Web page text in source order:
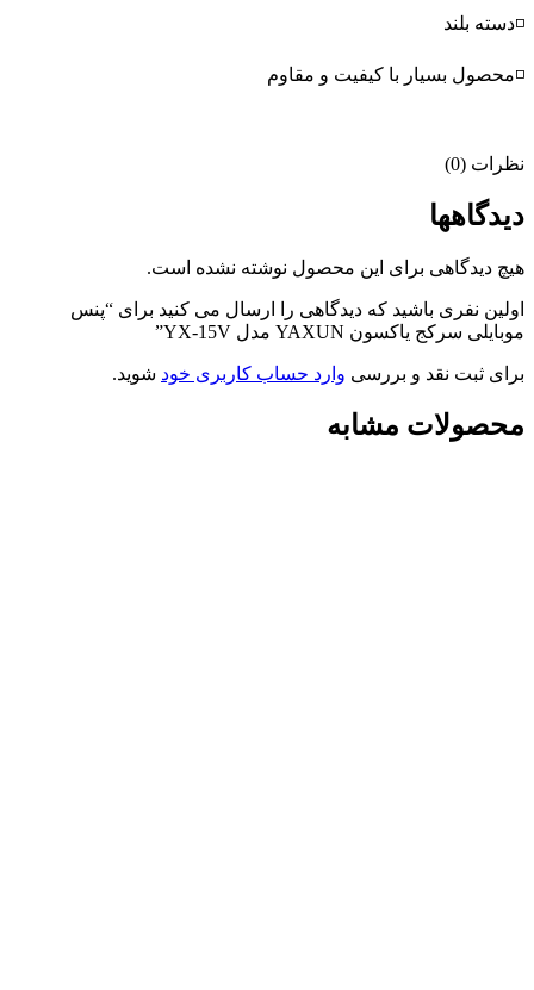
◽دسته بلند
◽محصول بسیار با کیفیت و مقاوم
نظرات (0)
دیدگاهها
هیچ دیدگاهی برای این محصول نوشته نشده است.
اولین نفری باشید که دیدگاهی را ارسال می کنید برای “پنس
موبایلی سرکج یاکسون YAXUN مدل YX-15V”
برای ثبت نقد و بررسی وارد حساب کاربری خود شوید.
محصولات مشابه